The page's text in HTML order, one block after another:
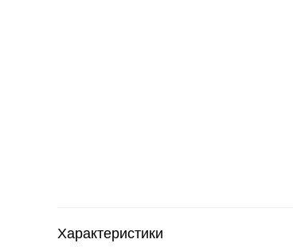
Характеристики